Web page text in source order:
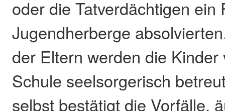
oder die Tatverdächtigen ein
Jugendherberge
der Eltern werden die
Schule seelsorgerisch
selbst bestätigt die Vorfälle,